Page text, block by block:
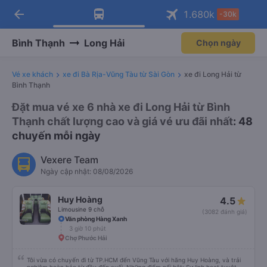
Tải app Vexere ngay!
Nhận ưu đãi thành viên độc
Mở app
Tải app Vexere
-30k/ghế khi đặt vé máy bay qua
Mở app
arrow_back 1.680k -30k
Bình Thạnh Long Hải Chọn ngày
Vé xe khách xe đi Bà Rịa-Vũng Tàu từ Sài Gòn
xe đi Long Hải từ
Bình Thạnh
Đặt mua vé xe 6 nhà xe đi Long Hải từ Bình
Thạnh chất lượng cao và giá vé ưu đãi nhất: 48
chuyến mỗi ngày
Vexere Team
Ngày cập nhật: 08/08/2026
Huy Hoàng
Limousine 9 chỗ
4.5
(3082 đánh giá)
Văn phòng Hàng Xanh
3 giờ 10 phút
Chợ Phước Hải
Tôi vừa có chuyến đi từ TP.HCM đến Vũng Tàu với hãng Huy Hoàng, và trải